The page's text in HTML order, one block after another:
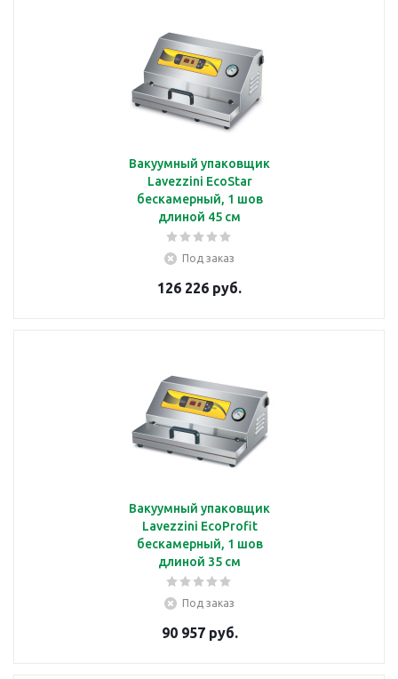
Вакуумный упаковщик
Lavezzini EcoStar
бескамерный, 1 шов
длиной 45 см
Под заказ
126 226 руб.
Вакуумный упаковщик
Lavezzini EcoProfit
бескамерный, 1 шов
длиной 35 см
Под заказ
90 957 руб.